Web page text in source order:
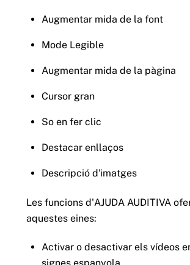
Augmentar mida de la font
Mode Legible
Augmentar mida de la pàgina
Cursor gran
So en fer clic
Destacar enllaços
Descripció d'imatges
Les funcions d'AJUDA AUDITIVA
aquestes eines:
Activar o desactivar els vídeos